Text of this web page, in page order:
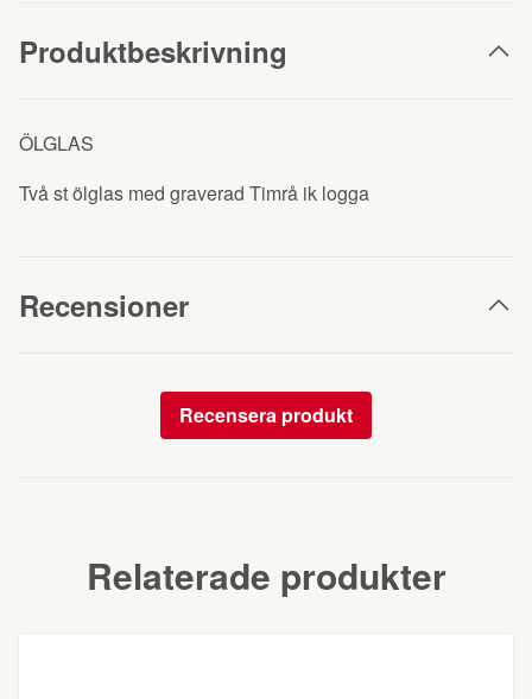
Produktbeskrivning
ÖLGLAS
Två st ölglas med graverad Timrå ik logga
Recensioner
Recensera produkt
Relaterade produkter